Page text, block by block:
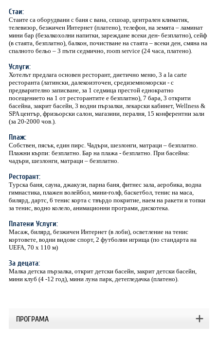
Стаи:
Стаите са оборудвани с баня с вана, сешоар, централен климатик,
телевизор, безжичен Интернет (платено), телефон, на земята – ламинат
мини бар (безалкохолни напитки, зареждане всеки ден- безплатно), сейф
(в стаята, безплатно), балкон, почистване на стаята – всеки ден, смяна на
спалното бельо – 3 пъти седмично, room service (24 часа, платено).
Услуги:
Хотелът предлага основен ресторант, диетично меню, 3 a la carte
ресторанта (латински, далекоизточен, средиземноморски - с
предварително записване, за 1 седмица престой еднократно
посещението на 1 от ресторантите е безплатно), 7 бара, 3 открити
басейна, закрит басейн, 3 водни пързалки, лекарски кабинет, Wellness &
SPA център, фризьорски салон, магазини, пералня, 15 конферентни зали
(за 20-2000 чов.).
Плаж:
Собствен, пясък, един пирс. Чадъри, шезлонги, матраци – безплатно.
Плажни кърпи: безплатно. Бар на плажа - безплатно. При басейна:
чадъри, шезлонги, матраци – безплатно.
Ресторант:
Tурска баня, сауна, джакузи, парна баня, фитнес зала, аеробика, водна
гимнастика, плажен волейбол, мини-голф, баскетбол, тенис на маса,
билярд, дартс, 6 тенис корта с твърдо покритие, наем на ракети и топки
за тенис, водно колело, анимационни програми, дискотека.
Платени Услуги:
Mасаж, билярд, безжичен Интернет (в лоби), осветление на тенис
кортовете, водни видове спорт, 2 футболни игрища (по стандарта на
UEFA, 70 х 110 м)
За децата:
Малка детска пързалка, открит детски басейн, закрит детски басейн,
мини клуб (4 -12 год), мини луна парк, детегледачка (платено).
ПРОГРАМА